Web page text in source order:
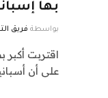
بها
بواسطة فريق
اقتربت أكبر
على أن